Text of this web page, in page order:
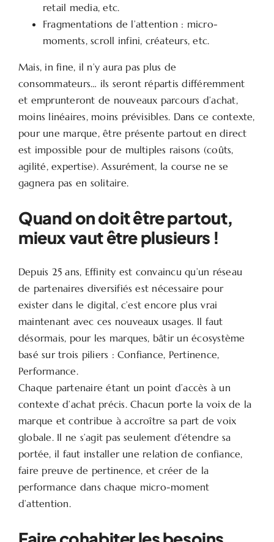
retail media, etc.
Fragmentations de l’attention : micro-
moments, scroll infini, créateurs, etc.
Mais, in fine, il n’y aura pas plus de
consommateurs… ils seront répartis différemment
et emprunteront de nouveaux parcours d’achat,
moins linéaires, moins prévisibles. Dans ce contexte,
pour une marque, être présente partout en direct
est impossible pour de multiples raisons (coûts,
agilité, expertise). Assurément, la course ne se
gagnera pas en solitaire.
Quand on doit être partout,
mieux vaut être plusieurs !
Depuis 25 ans, Effinity est convaincu qu’un réseau
de partenaires diversifiés est nécessaire pour
exister dans le digital, c’est encore plus vrai
maintenant avec ces nouveaux usages. Il faut
désormais, pour les marques, bâtir un écosystème
basé sur trois piliers : Confiance, Pertinence,
Performance.
Chaque partenaire étant un point d’accès à un
contexte d’achat précis. Chacun porte la voix de la
marque et contribue à accroître sa part de voix
globale. Il ne s’agit pas seulement d’étendre sa
portée, il faut installer une relation de confiance,
faire preuve de pertinence, et créer de la
performance dans chaque micro-moment
d’attention.